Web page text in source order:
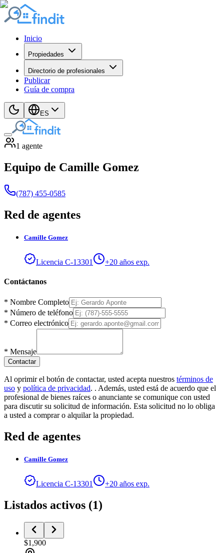
Inicio
Propiedades
Directorio de profesionales
Publicar
Guía de compra
ES
1 agente
Equipo de Camille Gomez
(787) 455-0585
Red de agentes
Camille Gomez
Licencia C-13301 +20 años exp.
Contáctanos
* Nombre Completo
* Número de teléfono
* Correo electrónico
* Mensaje
Contactar
Al oprimir el botón de contactar, usted acepta nuestros términos de
uso y política de privacidad. . Además, usted está de acuerdo que el
profesional de bienes raíces o anunciante se comunique con usted
para discutir su solicitud de información. Esta solicitud no lo obliga
a usted a comprar o alquilar la propiedad.
Red de agentes
Camille Gomez
Licencia C-13301 +20 años exp.
Listados activos (1)
$1,900